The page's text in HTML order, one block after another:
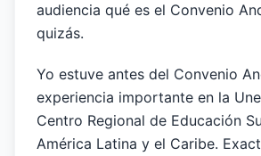
audiencia qué es el Convenio
quizás.
Yo estuve antes del Convenio
experiencia importante en la
Centro Regional de Educación
América Latina y el Caribe.